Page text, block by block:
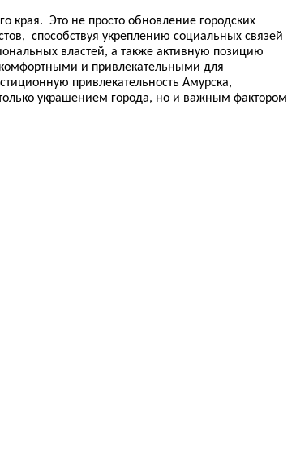
края. Это не просто обновление городских
способствуя укреплению социальных связей
властей, а также активную позицию
и привлекательными для
привлекательность Амурска,
украшением города, но и важным фактором